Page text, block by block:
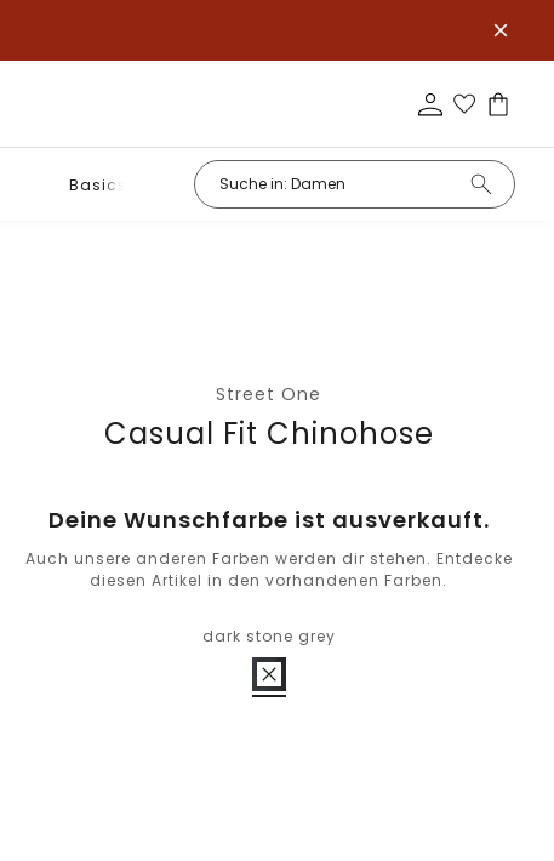
Basics
Street One
Casual Fit Chinohose
Deine Wunschfarbe ist ausverkauft.
Auch unsere anderen Farben werden dir stehen. Entdecke
diesen Artikel in den vorhandenen Farben.
dark stone grey